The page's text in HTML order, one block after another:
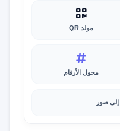
مولد QR
محول الأرقام